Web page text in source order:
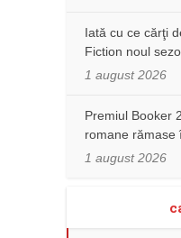
Iată cu ce cărţi
Fiction noul
1 august 2026
Premiul Booker
romane rămase
1 august 2026